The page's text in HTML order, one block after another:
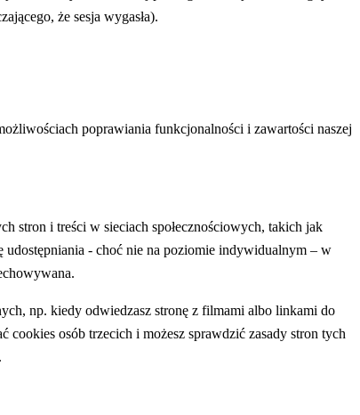
że sesja wygasła).
poprawiania funkcjonalności i zawartości naszej
stron i treści w sieciach społecznościowych, takich jak
- choć nie na poziomie indywidualnym – w
np. kiedy odwiedzasz stronę z filmami albo linkami do
osób trzecich i możesz sprawdzić zasady stron tych